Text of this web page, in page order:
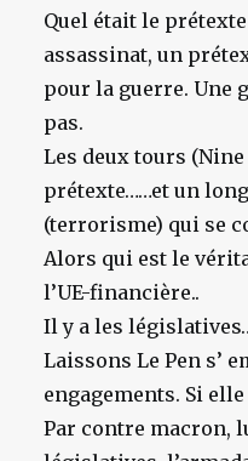
Quel était le prétexte
assassinat, un
pour la guerre. Une
pas.
Les deux tours
prétexte……et un
(terrorisme) qui se
Alors qui est le
l’UE-financière..
Il y a les
Laissons Le Pen s’
engagements. Si elle
Par contre macron,